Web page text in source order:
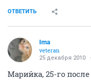
ОТВЕТИТЬ
Ima
veteran
25 декабря 2010
Марийка, 25-го